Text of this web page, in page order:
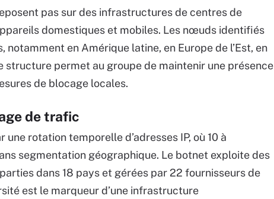
pas sur des infrastructures de centres de
domestiques et mobiles. Les nœuds identifiés
en Amérique latine, en Europe de l’Est, en
structure permet au groupe de maintenir une présence
de blocage locales.
de trafic
rotation temporelle d’adresses IP, où 10 à
segmentation géographique. Le botnet exploite des
dans 18 pays et gérées par 22 fournisseurs de
est le marqueur d’une infrastructure